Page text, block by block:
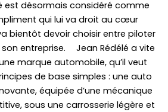
est désormais considéré comme
qui lui va droit au cœur
bientôt devoir choisir entre piloter
entreprise. Jean Rédélé a vite
marque automobile, qu’il veut
de base simples : une auto
équipée d’une mécanique
sous une carrosserie légère et